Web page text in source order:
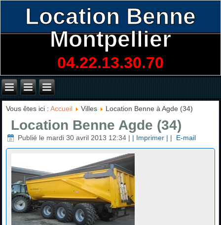
Location Benne
Montpellier
04.22.13.30.70
Vous êtes ici :Accueil Villes Location Benne à Agde (34)
Location Benne Agde (34)
Publié le mardi 30 avril 2013 12:34 | | Imprimer | | E-mail